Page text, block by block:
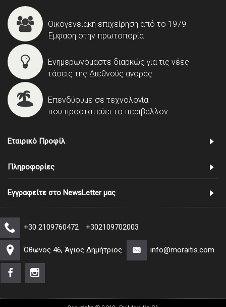
Οικογενειακή επιχείρηση από το 1979
Έμφαση στην πρωτοπορία
Ενημερωνόμαστε διαρκώς για τις νέες
τάσεις της Διεθνούς αγοράς
Επενδύουμε σε τεχνολογία
που προστατεύει το περιβάλλον
Εταιρικό Προφίλ
Πληροφορίες
Εγγραφείτε στο NewsLetter μας
+30 2109760472 +302109702003
Όθωνος 46, Άγιος Δημήτριος info@moraitis.com